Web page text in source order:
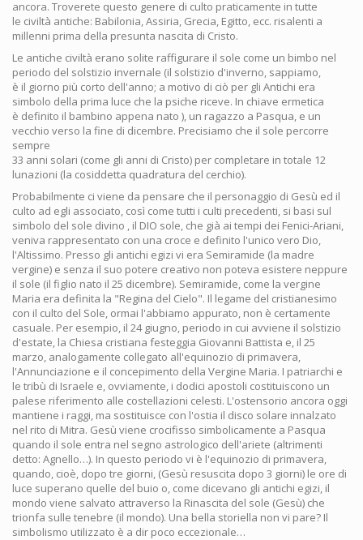
ancora. Troverete questo genere di culto praticamente in tutte
le civiltà antiche: Babilonia, Assiria, Grecia, Egitto, ecc. risalenti a
millenni prima della presunta nascita di Cristo.
Le antiche civiltà erano solite raffigurare il sole come un bimbo nel
periodo del solstizio invernale (il solstizio d'inverno, sappiamo,
è il giorno più corto dell'anno; a motivo di ciò per gli Antichi era
simbolo della prima luce che la psiche riceve. In chiave ermetica
è definito il bambino appena nato ), un ragazzo a Pasqua, e un
vecchio verso la fine di dicembre. Precisiamo che il sole percorre
sempre
33 anni solari (come gli anni di Cristo) per completare in totale 12
lunazioni (la cosiddetta quadratura del cerchio).
Probabilmente ci viene da pensare che il personaggio di Gesù ed il
culto ad egli associato, così come tutti i culti precedenti, si basi sul
simbolo del sole divino , il DIO sole, che già ai tempi dei Fenici-Ariani,
veniva rappresentato con una croce e definito l'unico vero Dio,
l'Altissimo. Presso gli antichi egizi vi era Semiramide (la madre
vergine) e senza il suo potere creativo non poteva esistere neppure
il sole (il figlio nato il 25 dicembre). Semiramide, come la vergine
Maria era definita la "Regina del Cielo". Il legame del cristianesimo
con il culto del Sole, ormai l'abbiamo appurato, non è certamente
casuale. Per esempio, il 24 giugno, periodo in cui avviene il solstizio
d'estate, la Chiesa cristiana festeggia Giovanni Battista e, il 25
marzo, analogamente collegato all'equinozio di primavera,
l'Annunciazione e il concepimento della Vergine Maria. I patriarchi e
le tribù di Israele e, ovviamente, i dodici apostoli costituiscono un
palese riferimento alle costellazioni celesti. L'ostensorio ancora oggi
mantiene i raggi, ma sostituisce con l'ostia il disco solare innalzato
nel rito di Mitra. Gesù viene crocifisso simbolicamente a Pasqua
quando il sole entra nel segno astrologico dell'ariete (altrimenti
detto: Agnello…). In questo periodo vi è l'equinozio di primavera,
quando, cioè, dopo tre giorni, (Gesù resuscita dopo 3 giorni) le ore di
luce superano quelle del buio o, come dicevano gli antichi egizi, il
mondo viene salvato attraverso la Rinascita del sole (Gesù) che
trionfa sulle tenebre (il mondo). Una bella storiella non vi pare? Il
simbolismo utilizzato è a dir poco eccezionale…